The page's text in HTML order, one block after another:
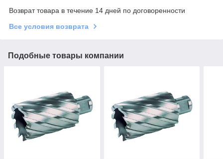
Возврат товара в течение 14 дней по договоренности
Все условия возврата
Подобные товары компании